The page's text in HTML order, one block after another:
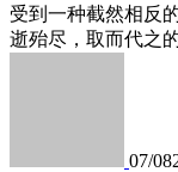
受到一种截然相反
逝殆尽，取而代之
07/08